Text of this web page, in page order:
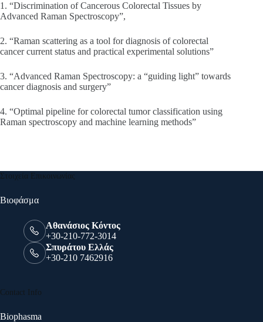
1. “Discrimination of Cancerous Colorectal Tissues by
Advanced Raman Spectroscopy”,
2. “Raman scattering as a tool for diagnosis of colorectal
cancer current status and practical experimental solutions”
3. “Advanced Raman Spectroscopy: a “guiding light” towards
cancer diagnosis and surgery”
4. “Optimal pipeline for colorectal tumor classification using
Raman spectroscopy and machine learning methods”
Στοιχεία Επικοινωνίας
Βιοφάσμα
Αθανάσιος Κόντος
+30-210-772-3014
Σπυράτου Ελλάς
+30-210 7462916
Contact Info
Biophasma